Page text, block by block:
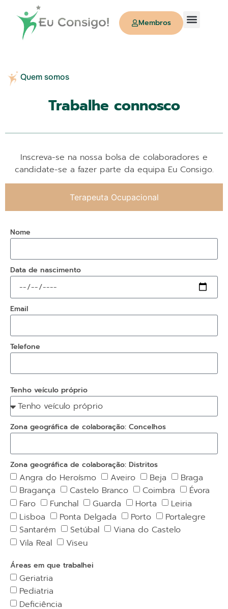
Membros
Quem somos
Trabalhe connosco
Inscreva-se na nossa bolsa de colaboradores e
candidate-se a fazer parte da equipa Eu Consigo.
Terapeuta Ocupacional
Nome
Data de nascimento
Email
Telefone
Tenho veículo próprio
Zona geográfica de colaboração: Concelhos
Zona geográfica de colaboração: Distritos
Angra do Heroísmo Aveiro Beja
Braga
Bragança
Castelo Branco Coimbra
Évora
Faro
Funchal Guarda Horta
Leiria
Lisboa
Ponta Delgada Porto
Portalegre
Santarém
Setúbal
Viana do Castelo
Vila Real
Viseu
Áreas em que trabalhei
Geriatria
Pediatria
Deficiência